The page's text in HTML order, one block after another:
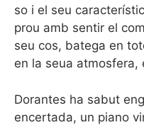
so i el seu
prou amb sentir el
seu cos, batega en
en la seua atmosfera,
Dorantes ha sabut
encertada, un piano